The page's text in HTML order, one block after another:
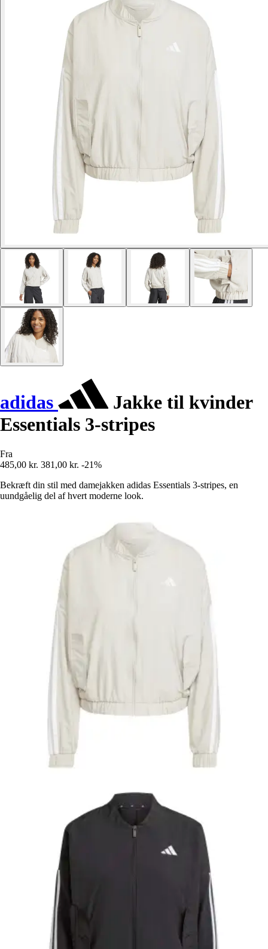
adidas
Jakke til kvinder
Essentials 3-stripes
Fra
485,00 kr. 381,00 kr. -21%
Bekræft din stil med damejakken adidas Essentials 3-stripes, en
uundgåelig del af hvert moderne look.